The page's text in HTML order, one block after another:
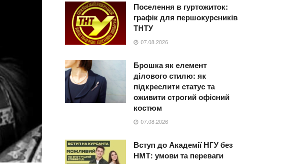
Поселення в гуртожиток:
графік для першокурсників
ТНТУ
07.08.2026
Брошка як елемент
ділового стилю: як
підкреслити статус та
оживити строгий офісний
костюм
07.08.2026
Вступ до Академії НГУ без
НМТ: умови та переваги